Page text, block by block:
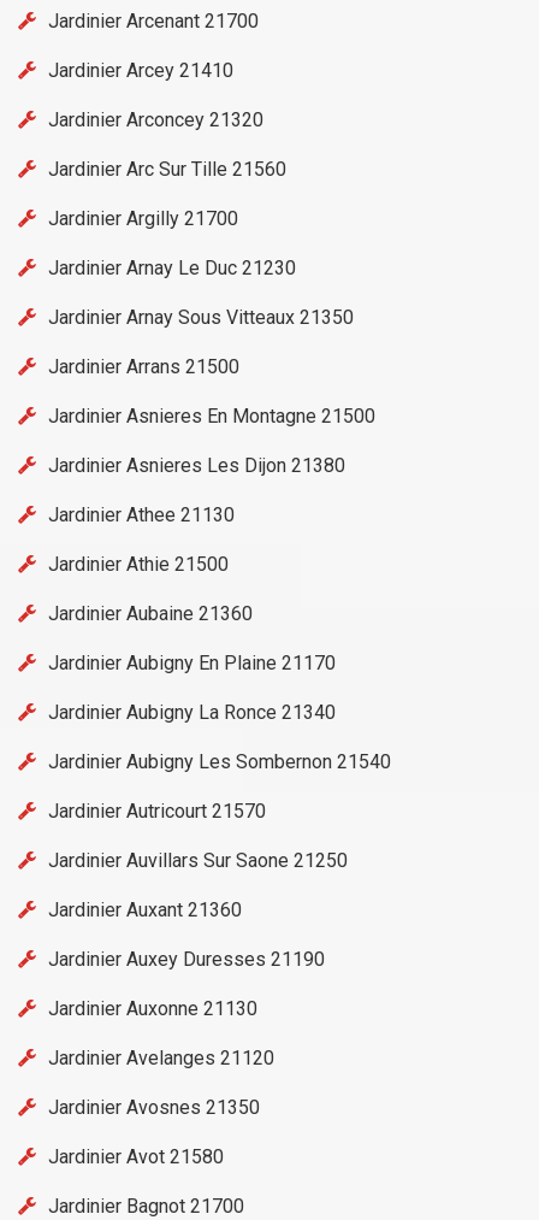
Jardinier Arcenant 21700
Jardinier Arcey 21410
Jardinier Arconcey 21320
Jardinier Arc Sur Tille 21560
Jardinier Argilly 21700
Jardinier Arnay Le Duc 21230
Jardinier Arnay Sous Vitteaux 21350
Jardinier Arrans 21500
Jardinier Asnieres En Montagne 21500
Jardinier Asnieres Les Dijon 21380
Jardinier Athee 21130
Jardinier Athie 21500
Jardinier Aubaine 21360
Jardinier Aubigny En Plaine 21170
Jardinier Aubigny La Ronce 21340
Jardinier Aubigny Les Sombernon 21540
Jardinier Autricourt 21570
Jardinier Auvillars Sur Saone 21250
Jardinier Auxant 21360
Jardinier Auxey Duresses 21190
Jardinier Auxonne 21130
Jardinier Avelanges 21120
Jardinier Avosnes 21350
Jardinier Avot 21580
Jardinier Bagnot 21700